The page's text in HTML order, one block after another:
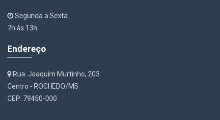
Segunda a Sexta
7h às 13h
Endereço
Rua. Joaquim Murtinho, 203
Centro - ROCHEDO/MS
CEP: 79450-000